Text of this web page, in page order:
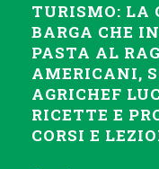
TURISMO: LA
BARGA CHE
PASTA AL
AMERICANI,
AGRICHEF
RICETTE E
CORSI E